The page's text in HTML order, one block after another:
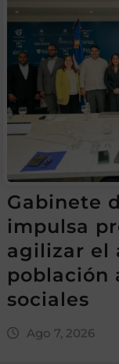
Gabinete
impulsa
agilizar el
población
sociales
Ago 7, 2026